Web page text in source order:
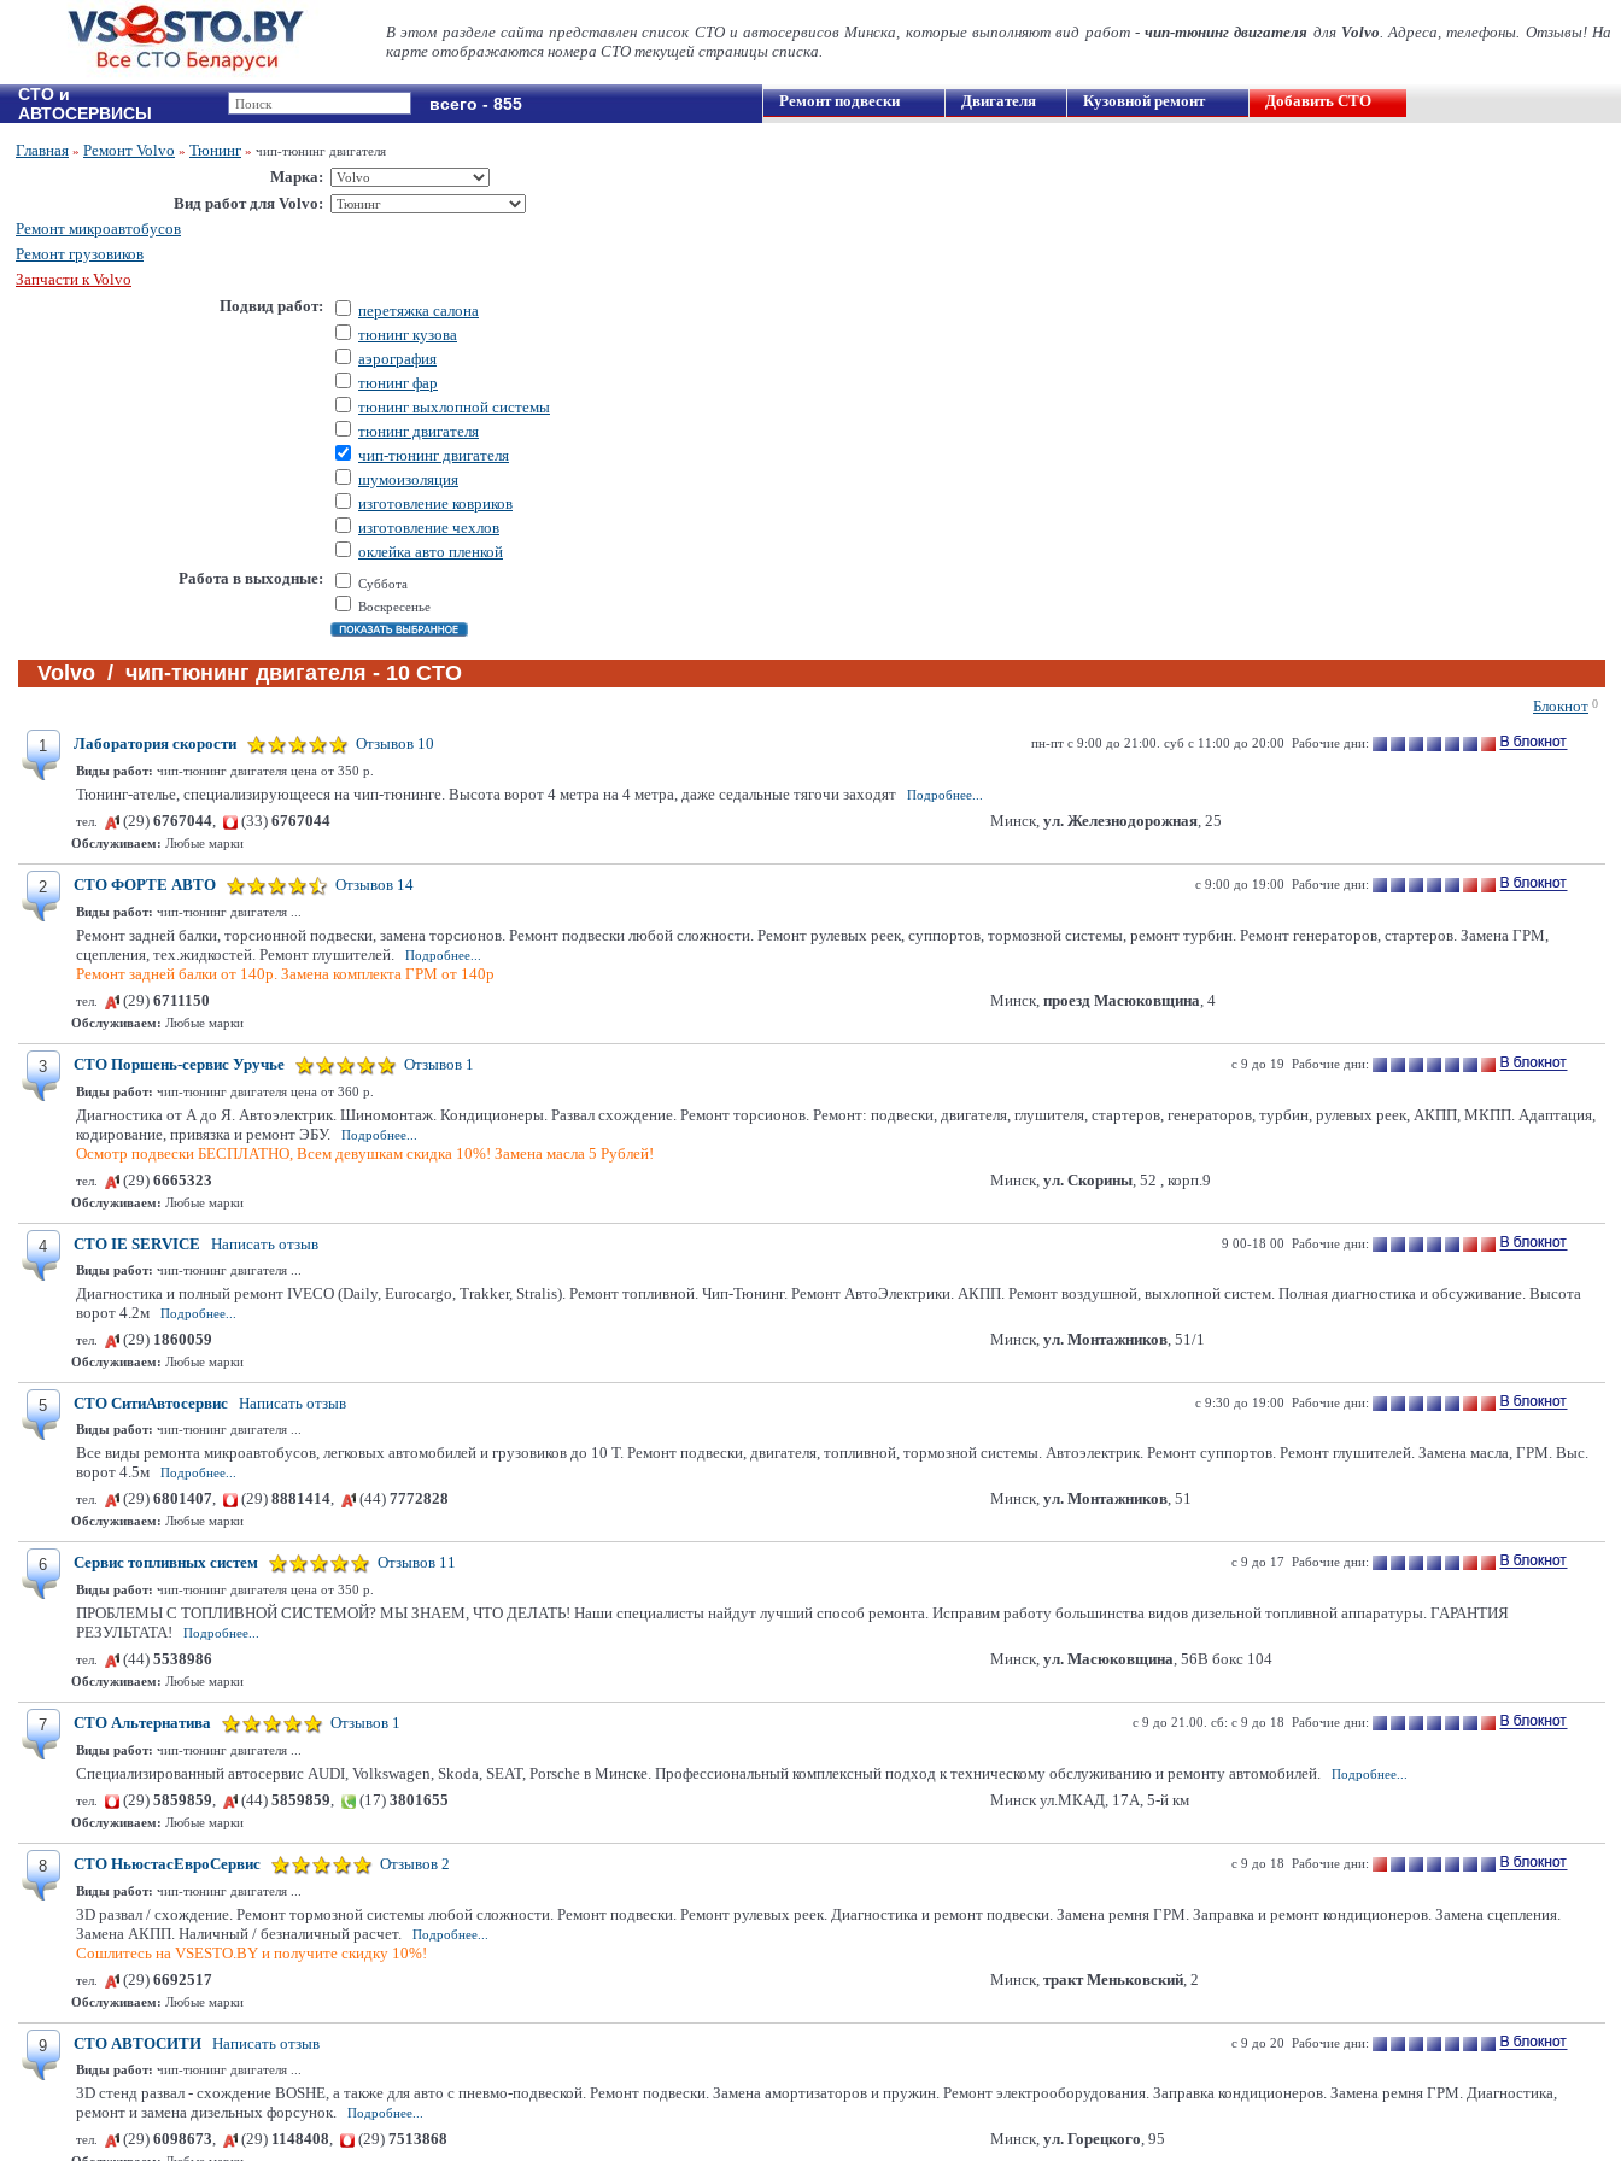
В этом разделе сайта представлен список СТО и автосервисов Минска, которые выполняют вид работ -чип-тюнинг двигателя для Volvo. Адреса, телефоны. Отзывы! На
карте отображаются номера СТО текущей страницы списка.
СТО и
АВТОСЕРВИСЫ
всего - 855 Ремонт подвески Двигателя Кузовной ремонт Добавить СТО
Главная » Ремонт Volvo » Тюнинг » чип-тюнинг двигателя
Марка:
Вид работ для Volvo:
Ремонт микроавтобусов
Ремонт грузовиков
Запчасти к Volvo
Подвид работ:
перетяжка салона
тюнинг кузова
аэрография
тюнинг фар
тюнинг выхлопной системы
тюнинг двигателя
чип-тюнинг двигателя
шумоизоляция
изготовление ковриков
изготовление чехлов
оклейка авто пленкой
Работа в выходные:
Суббота
Воскресенье
Volvo / чип-тюнинг двигателя - 10 СТО
Блокнот 0
1 Лаборатория скорости Отзывов 10
пн-пт с 9:00 до 21:00. суб с 11:00 до 20:00 Рабочие дни:
Виды работ: чип-тюнинг двигателя цена от 350 р.
Тюнинг-ателье, специализирующееся на чип-тюнинге. Высота ворот 4 метра на 4 метра, даже седальные тягочи заходят
Подробнее...
тел.
(29) 6767044, (33) 6767044 Минск, ул. Железнодорожная, 25
Обслуживаем: Любые марки
2 СТО ФОРТЕ АВТО Отзывов 14
с 9:00 до 19:00 Рабочие дни:
Виды работ: чип-тюнинг двигателя ...
Ремонт задней балки, торсионной подвески, замена торсионов. Ремонт подвески любой сложности. Ремонт рулевых реек, суппортов, тормозной системы, ремонт турбин. Ремонт генераторов, стартеров. Замена ГРМ,
сцепления, тех.жидкостей. Ремонт глушителей.
Подробнее...
Ремонт задней балки от 140р. Замена комплекта ГРМ от 140р
тел. (29) 6711150 Минск, проезд Масюковщина, 4
Обслуживаем: Любые марки
3 СТО Поршень-сервис Уручье Отзывов 1
с 9 до 19 Рабочие дни:
Виды работ: чип-тюнинг двигателя цена от 360 р.
Диагностика от А до Я. Автоэлектрик. Шиномонтаж. Кондиционеры. Развал схождение. Ремонт торсионов. Ремонт: подвески, двигателя, глушителя, стартеров, генераторов, турбин, рулевых реек, АКПП, МКПП. Адаптация,
кодирование, привязка и ремонт ЭБУ.
Подробнее...
Осмотр подвески БЕСПЛАТНО, Всем девушкам скидка 10%! Замена масла 5 Рублей!
тел. (29) 6665323 Минск, ул. Скорины, 52 , корп.9
Обслуживаем: Любые марки
4 СТО IE SERVICE Написать отзыв
9 00-18 00 Рабочие дни:
Виды работ: чип-тюнинг двигателя ...
Диагностика и полный ремонт IVECO (Daily, Eurocargo, Trakker, Stralis). Ремонт топливной. Чип-Тюнинг. Ремонт АвтоЭлектрики. АКПП. Ремонт воздушной, выхлопной систем. Полная диагностика и обсуживание. Высота
ворот 4.2м
Подробнее...
тел.
(29) 1860059 Минск, ул. Монтажников, 51/1
Обслуживаем: Любые марки
5 СТО СитиАвтосервис Написать отзыв
с 9:30 до 19:00 Рабочие дни:
Виды работ: чип-тюнинг двигателя ...
Все виды ремонта микроавтобусов, легковых автомобилей и грузовиков до 10 Т. Ремонт подвески, двигателя, топливной, тормозной системы. Автоэлектрик. Ремонт суппортов. Ремонт глушителей. Замена масла, ГРМ. Выс.
ворот 4.5м
Подробнее...
тел.
(29) 6801407, (29) 8881414, (44) 7772828 Минск, ул. Монтажников, 51
Обслуживаем: Любые марки
6 Сервис топливных систем Отзывов 11
с 9 до 17 Рабочие дни:
Виды работ: чип-тюнинг двигателя цена от 350 р.
ПРОБЛЕМЫ С ТОПЛИВНОЙ СИСТЕМОЙ? МЫ ЗНАЕМ, ЧТО ДЕЛАТЬ! Наши специалисты найдут лучший способ ремонта. Исправим работу большинства видов дизельной топливной аппаратуры. ГАРАНТИЯ
РЕЗУЛЬТАТА!
Подробнее...
тел.
(44) 5538986 Минск, ул. Масюковщина, 56В бокс 104
Обслуживаем: Любые марки
7 СТО Альтернатива Отзывов 1
с 9 до 21.00. сб: с 9 до 18 Рабочие дни:
Виды работ: чип-тюнинг двигателя ...
Специализированный автосервис AUDI, Volkswagen, Skoda, SEAT, Porsche в Минске. Профессиональный комплекcный подход к техническому обслуживанию и ремонту автомобилей.
Подробнее...
тел.
(29) 5859859, (44) 5859859, (17) 3801655 Минск ул.МКАД, 17А, 5-й км
Обслуживаем: Любые марки
8 СТО НьюстасЕвроСервис Отзывов 2
с 9 до 18 Рабочие дни:
Виды работ: чип-тюнинг двигателя ...
3D развал / схождение. Ремонт тормозной системы любой сложности. Ремонт подвески. Ремонт рулевых реек. Диагностика и ремонт подвески. Замена ремня ГРМ. Заправка и ремонт кондиционеров. Замена сцепления.
Замена АКПП. Наличный / безналичный расчет.
Подробнее...
Сошлитесь на VSESTO.BY и получите скидку 10%!
тел. (29) 6692517 Минск, тракт Меньковский, 2
Обслуживаем: Любые марки
9 СТО АВТОСИТИ Написать отзыв
с 9 до 20 Рабочие дни:
Виды работ: чип-тюнинг двигателя ...
3D стенд развал - схождение BOSHE, а также для авто с пневмо-подвеской. Ремонт подвески. Замена амортизаторов и пружин. Ремонт электрооборудования. Заправка кондиционеров. Замена ремня ГРМ. Диагностика,
ремонт и замена дизельных форсунок.
Подробнее...
тел.
(29) 6098673, (29) 1148408, (29) 7513868 Минск, ул. Горецкого, 95